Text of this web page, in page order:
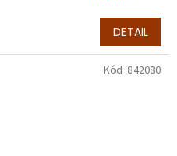
DETAIL
Kód: 842080